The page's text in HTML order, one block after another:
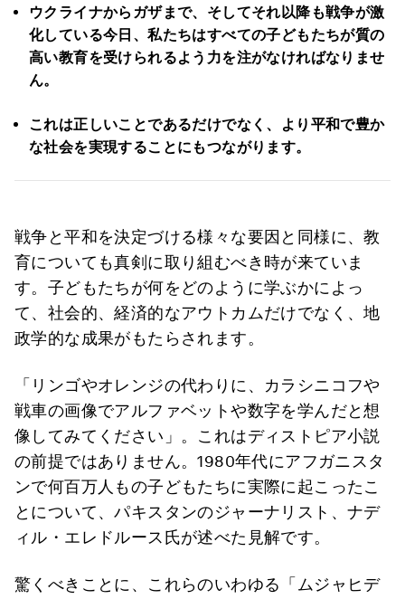
ウクライナからガザまで、そしてそれ以降も戦争が激
化している今日、私たちはすべての子どもたちが質の
高い教育を受けられるよう力を注がなければなりませ
ん。
これは正しいことであるだけでなく、より平和で豊か
な社会を実現することにもつながります。
戦争と平和を決定づける様々な要因と同様に、教
育についても真剣に取り組むべき時が来ていま
す。子どもたちが何をどのように学ぶかによっ
て、社会的、経済的なアウトカムだけでなく、地
政学的な成果がもたらされます。
「リンゴやオレンジの代わりに、カラシニコフや
戦車の画像でアルファベットや数字を学んだと想
像してみてください」。これはディストピア小説
の前提ではありません。1980年代にアフガニスタ
ンで何百万人もの子どもたちに実際に起こったこ
とについて、パキスタンのジャーナリスト、ナデ
ィル・エレドルース氏が述べた見解です。
驚くべきことに、これらのいわゆる「ムジャヒデ